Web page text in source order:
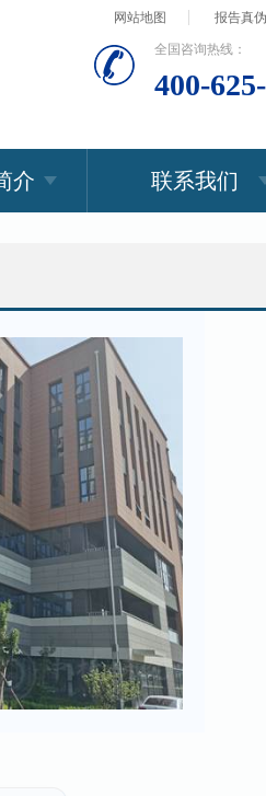
网站地图 报告真
全国咨询热线：
400-
介 联系我们